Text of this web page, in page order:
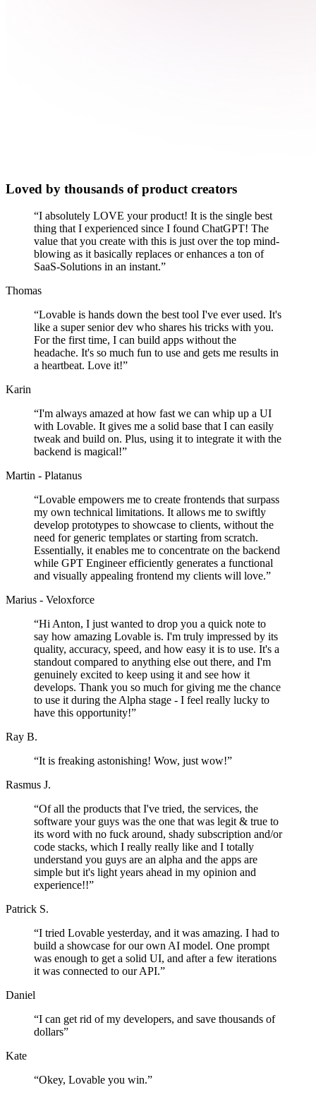
Loved by thousands of product creators
“I absolutely LOVE your product! It is the single best
thing that I experienced since I found ChatGPT! The
value that you create with this is just over the top mind-
blowing as it basically replaces or enhances a ton of
SaaS-Solutions in an instant.”
Thomas
“Lovable is hands down the best tool I've ever used. It's
like a super senior dev who shares his tricks with you.
For the first time, I can build apps without the
headache. It's so much fun to use and gets me results in
a heartbeat. Love it!”
Karin
“I'm always amazed at how fast we can whip up a UI
with Lovable. It gives me a solid base that I can easily
tweak and build on. Plus, using it to integrate it with the
backend is magical!”
Martin - Platanus
“Lovable empowers me to create frontends that surpass
my own technical limitations. It allows me to swiftly
develop prototypes to showcase to clients, without the
need for generic templates or starting from scratch.
Essentially, it enables me to concentrate on the backend
while GPT Engineer efficiently generates a functional
and visually appealing frontend my clients will love.”
Marius - Veloxforce
“Hi Anton, I just wanted to drop you a quick note to
say how amazing Lovable is. I'm truly impressed by its
quality, accuracy, speed, and how easy it is to use. It's a
standout compared to anything else out there, and I'm
genuinely excited to keep using it and see how it
develops. Thank you so much for giving me the chance
to use it during the Alpha stage - I feel really lucky to
have this opportunity!”
Ray B.
“It is freaking astonishing! Wow, just wow!”
Rasmus J.
“Of all the products that I've tried, the services, the
software your guys was the one that was legit & true to
its word with no fuck around, shady subscription and/or
code stacks, which I really really like and I totally
understand you guys are an alpha and the apps are
simple but it's light years ahead in my opinion and
experience!!”
Patrick S.
“I tried Lovable yesterday, and it was amazing. I had to
build a showcase for our own AI model. One prompt
was enough to get a solid UI, and after a few iterations
it was connected to our API.”
Daniel
“I can get rid of my developers, and save thousands of
dollars”
Kate
“Okey, Lovable you win.”